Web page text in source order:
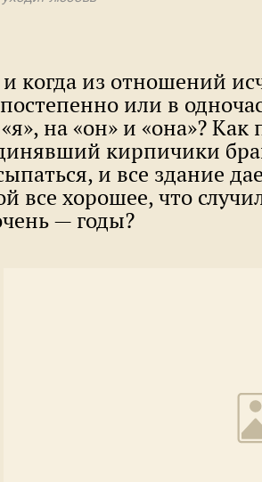
когда из отношений
или в
на «он» и «она»?
кирпичики
и все здание
все хорошее, что
— годы?